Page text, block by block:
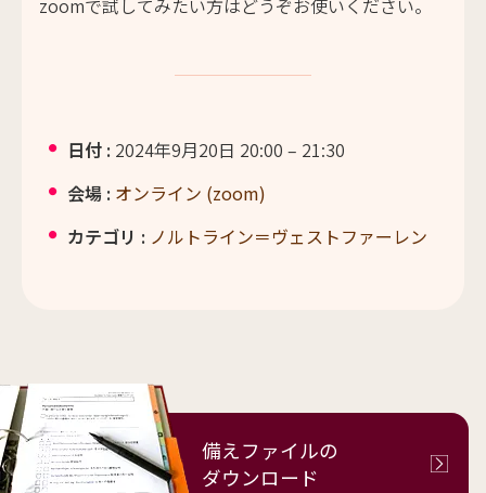
zoomで試してみたい方はどうぞお使いください。
日付 : 2024年9月20日 20:00 – 21:30
会場 : オンライン (zoom)
カテゴリ : ノルトライン＝ヴェストファーレン
備えファイルの
ダウンロード